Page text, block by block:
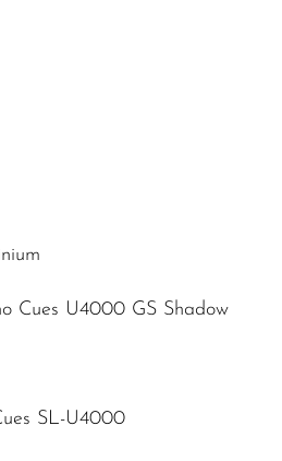
Cues U4000 GS Shadow
SL-U4000